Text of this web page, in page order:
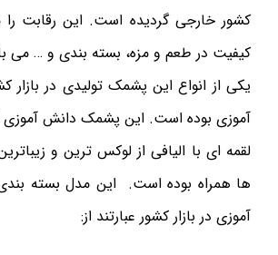
کشور خارجی گردیده است. این رقابت را
کیفیت در طعم و مزه، بسته بندی و … می
یکی از انواع این پشمک تولیدی در
آموزی بوده است. این پشمک دانش آموزی
لقمه ای با الیافی از لوکس ترین و
ها همراه بوده است. این مدل بسته
آموزی در بازار کشور عبارتند از: